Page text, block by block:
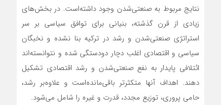
نتایج مربوط به صنعتی‌شدن وجود داشته‌است. در بخش‌های
زیادی از قرن گذشته، بنیانی برای توافق سیاسی بر سر
استراتژی صنعتی‌شدن و رشد در ترکیه بنا نشده و نخبگان
سیاسی و اقتصادی اغلب دچار دودستگی شده و نتوانسته‌اند
ائتلافی پایدار به نفع صنعتی‌شدن و رشد اقتصادی تشکیل
دهند. اهداف آنها متکثرتر باقی‌مانده‌است و علاوه‌بر رشد،
حامی پروری، توزیع مجدد، قدرت و غیره را شامل می‌شود.